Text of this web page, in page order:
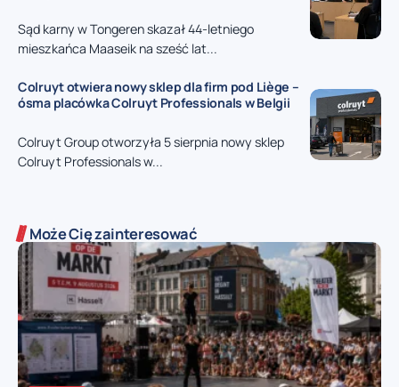
Sąd karny w Tongeren skazał 44-letniego
mieszkańca Maaseik na sześć lat...
Colruyt otwiera nowy sklep dla firm pod Liège –
ósma placówka Colruyt Professionals w Belgii
Colruyt Group otworzyła 5 sierpnia nowy sklep
Colruyt Professionals w...
Może Cię zainteresować